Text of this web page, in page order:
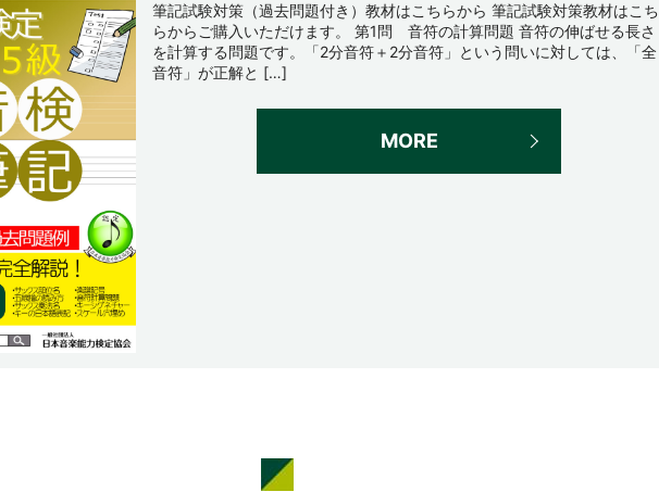
筆記試験対策（過去問題付き）教材はこちらから 筆記試験対策教材はこち
らからご購入いただけます。 第1問 音符の計算問題 音符の伸ばせる長さ
を計算する問題です。「2分音符＋2分音符」という問いに対しては、「全
音符」が正解と […]
MORE